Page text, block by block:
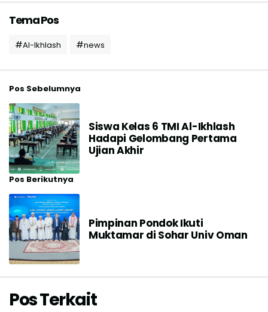
Tema Pos
Al-Ikhlash news
Pos Sebelumnya
Siswa Kelas 6 TMI Al-Ikhlash
Hadapi Gelombang Pertama
Ujian Akhir
Pos Berikutnya
Pimpinan Pondok Ikuti
Muktamar di Sohar Univ Oman
Pos Terkait